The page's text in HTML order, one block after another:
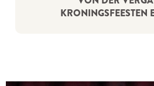
KRONINGSFEESTEN